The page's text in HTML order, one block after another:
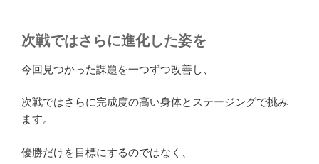
次戦ではさらに進化した姿を
今回見つかった課題を一つずつ改善し、
次戦ではさらに完成度の高い身体とステージングで挑み
ます。
優勝だけを目標にするのではなく、